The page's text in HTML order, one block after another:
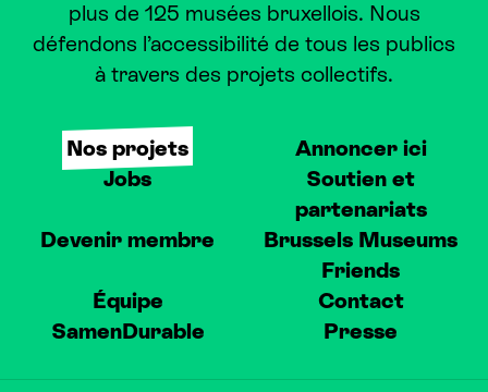
plus de 125 musées bruxellois. Nous
défendons l’accessibilité de tous les publics
à travers des projets collectifs.
Nos projets
Annoncer ici
Jobs
Soutien et
partenariats
Devenir membre
Brussels Museums
Friends
Équipe
Contact
SamenDurable
Presse